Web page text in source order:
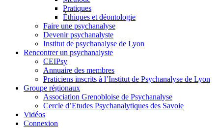
Pratiques
Éthiques et déontologie
Faire une psychanalyse
Devenir psychanalyste
Institut de psychanalyse de Lyon
Rencontrer un psychanalyste
CEIPsy
Annuaire des membres
Praticiens inscrits à l’Institut de Psychanalyse de Lyon
Groupe régionaux
Association Grenobloise de Psychanalyse
Cercle d’Etudes Psychanalytiques des Savoie
Vidéos
Connexion